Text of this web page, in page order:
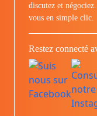
discutez et
vous en simple clic.
Restez connecté